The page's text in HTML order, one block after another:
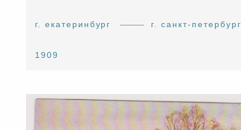
г. екатеринбург г. санкт-петербург
1909